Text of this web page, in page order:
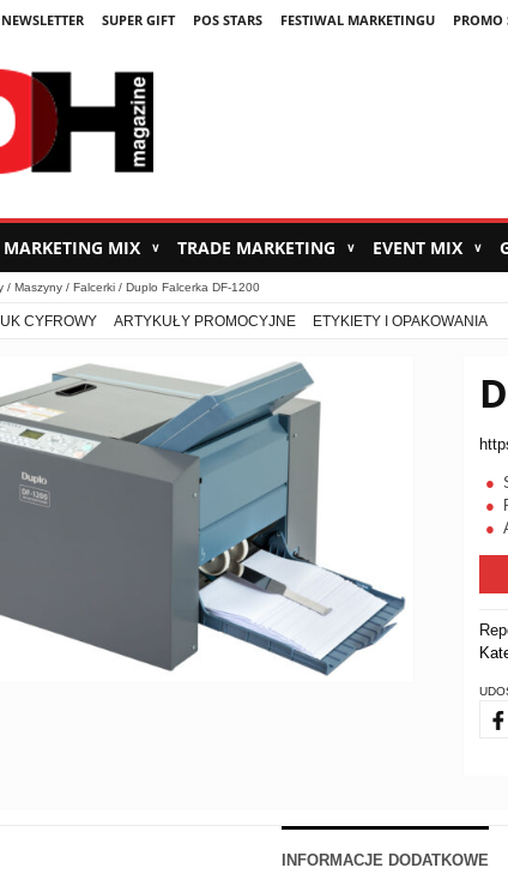
NEWSLETTER SUPER GIFT POS STARS FESTIWAL MARKETINGU PROMO
MARKETING MIX ∨ TRADE MARKETING ∨ EVENT MIX ∨
/ Maszyny/ Falcerki/ Duplo Falcerka DF-1200
CYFROWY ARTYKUŁY PROMOCYJNE ETYKIETY I OPAKOWANIA
INFORMACJE DODATKOWE